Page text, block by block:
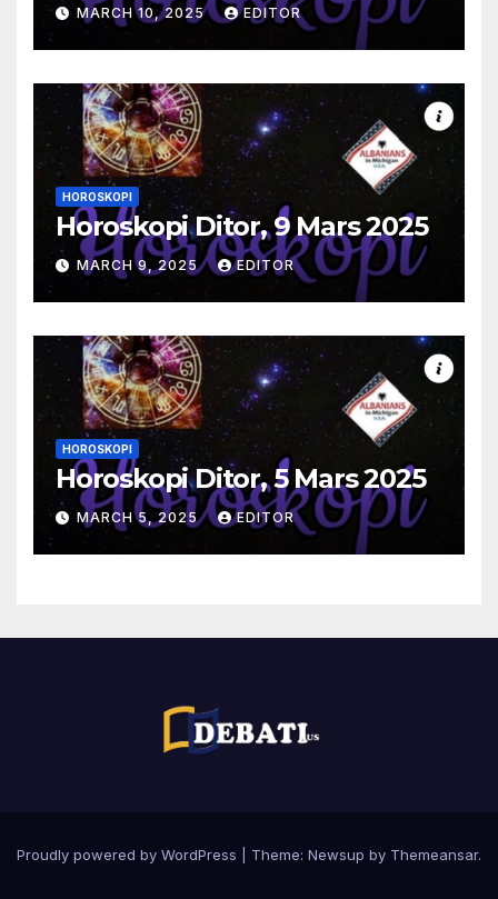
MARCH 10, 2025 EDITOR
HOROSKOPI
Horoskopi Ditor, 9 Mars 2025
MARCH 9, 2025 EDITOR
HOROSKOPI
Horoskopi Ditor, 5 Mars 2025
MARCH 5, 2025 EDITOR
Proudly powered by WordPress Theme: Newsup by Themeansar.